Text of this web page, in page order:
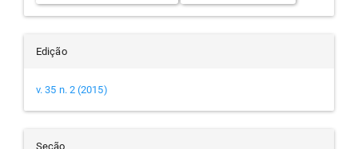
Edição
v. 35 n. 2 (2015)
Seção